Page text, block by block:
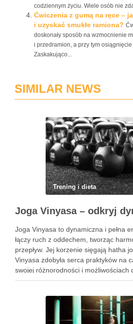
codziennym życiu. Wiele osób nie
Ćwiczenia z gumą na ręce –
i uzyskać smukłe ramiona?
doskonały sposób na wzmocnienie
i przedramion, a przy tym osiągnięcie
Zaskakująco...
SIMILAR NEWS
Trening i dieta
Joga Vinyasa to dynamiczna i pełna
łączy ruch z oddechem, tworząc
przepływ. Jej korzenie sięgają hatha
Vinyasa zdobyła serca praktyków na
swojej różnorodności i możliwościach
praktyce każdy ruch jest